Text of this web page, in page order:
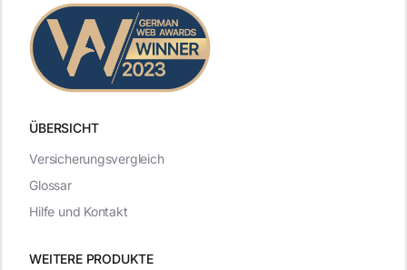
ÜBERSICHT
WEITERE PRODUKTE
Versicherungsvergleich
Glossar
Hilfe und Kontakt